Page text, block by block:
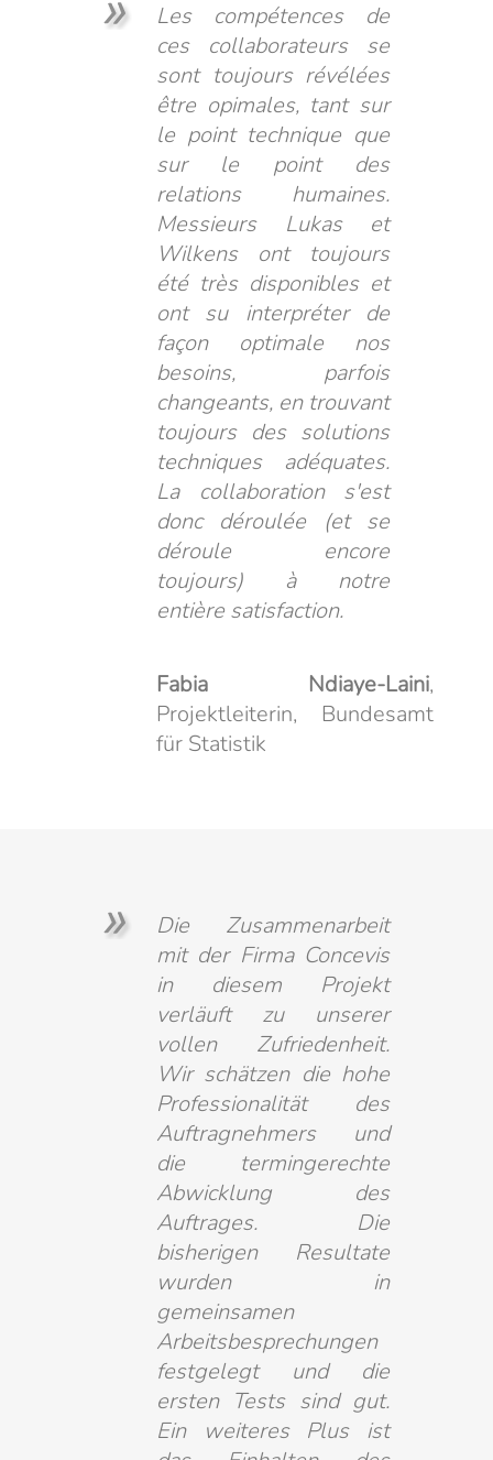
Les compétences de
ces collaborateurs se
sont toujours révélées
être opimales, tant sur
le point technique que
sur le point des
relations humaines.
Messieurs Lukas et
Wilkens ont toujours
été très disponibles et
ont su interpréter de
façon optimale nos
besoins, parfois
changeants, en trouvant
toujours des solutions
techniques adéquates.
La collaboration s'est
donc déroulée (et se
déroule encore
toujours) à notre
entière satisfaction.
Fabia Ndiaye-Laini,
Projektleiterin, Bundesamt
für Statistik
Die Zusammenarbeit
mit der Firma Concevis
in diesem Projekt
verläuft zu unserer
vollen Zufriedenheit.
Wir schätzen die hohe
Professionalität des
Auftragnehmers und
die termingerechte
Abwicklung des
Auftrages. Die
bisherigen Resultate
wurden in
gemeinsamen
Arbeitsbesprechungen
festgelegt und die
ersten Tests sind gut.
Ein weiteres Plus ist